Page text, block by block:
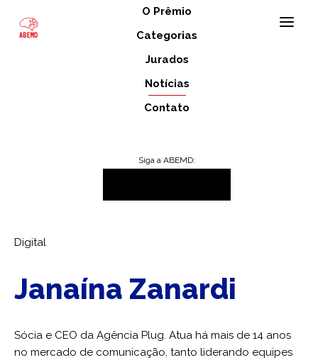
O Prêmio
Categorias
Jurados
Notícias
Contato
Siga a ABEMD:
Digital
Janaína Zanardi
Sócia e CEO da Agência Plug. Atua há mais de 14 anos
no mercado de comunicação, tanto liderando equipes